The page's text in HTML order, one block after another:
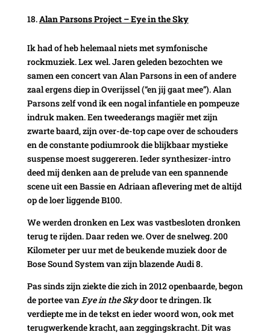
AlanParsons Project – Eye in the Sky
Ik had of heb helemaal niets met symfonische
rockmuziek. Lex wel. Jaren geleden bezochten we
samen een concert van Alan Parsons in een of andere
zaal ergens diep in Overijssel (“en jij gaat mee”). Alan
Parsons zelf vond ik een nogal infantiele en pompeuze
indruk maken. Een tweederangs magiër met zijn
zwarte baard, zijn over-de-top cape over de schouders
en de constante podiumrook die blijkbaar mystieke
suspense moest suggereren. Ieder synthesizer-intro
deed mij denken aan de prelude van een spannende
scene uit een Bassie en Adriaan aflevering met de altijd
op de loer liggende B100.
We werden dronken en Lex was vastbesloten dronken
terug te rijden. Daar reden we. Over de snelweg. 200
Kilometer per uur met de beukende muziek door de
Bose Sound System van zijn blazende Audi 8.
Pas sinds zijn ziekte die zich in 2012 openbaarde, begon
de portee vanEye in the Skydoor te dringen. Ik
verdiepte me in de tekst en ieder woord won, ook met
terugwerkende kracht, aan zeggingskracht. Dit was